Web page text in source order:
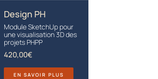
Design PH
Module SketchUp pour
une visualisation 3D des
projets PHPP
420,00€
EN SAVOIR PLUS